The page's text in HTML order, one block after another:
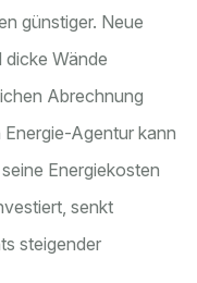
günstiger. Neue
dicke Wände
Abrechnung
Agentur kann
Energiekosten
senkt
steigender